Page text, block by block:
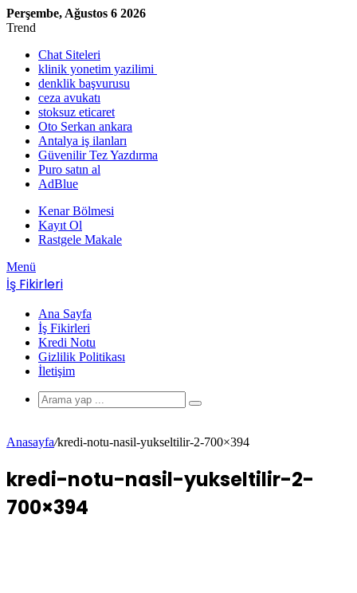
Perşembe, Ağustos 6 2026
Trend
Chat Siteleri
klinik yonetim yazilimi
denklik başvurusu
ceza avukatı
stoksuz eticaret
Oto Serkan ankara
Antalya iş ilanları
Güvenilir Tez Yazdırma
Puro satın al
AdBlue
Kenar Bölmesi
Kayıt Ol
Rastgele Makale
Menü
İş Fikirleri
Ana Sayfa
İş Fikirleri
Kredi Notu
Gizlilik Politikası
İletişim
Anasayfa/kredi-notu-nasil-yukseltilir-2-700×394
kredi-notu-nasil-yukseltilir-2-
700×394